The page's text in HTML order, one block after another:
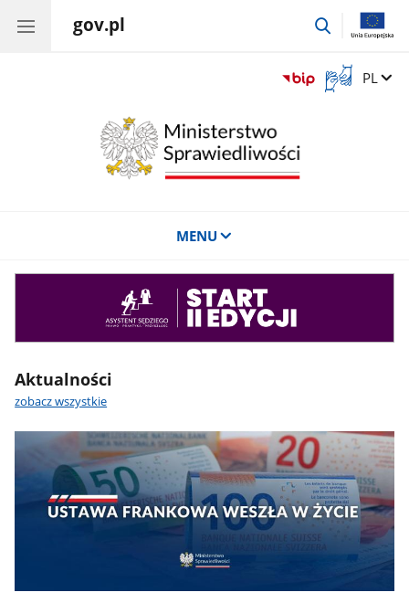
gov.pl
przejdź
Otwórz
okno
Zmień
PL
MENU
Aktualności
zobacz wszystkie